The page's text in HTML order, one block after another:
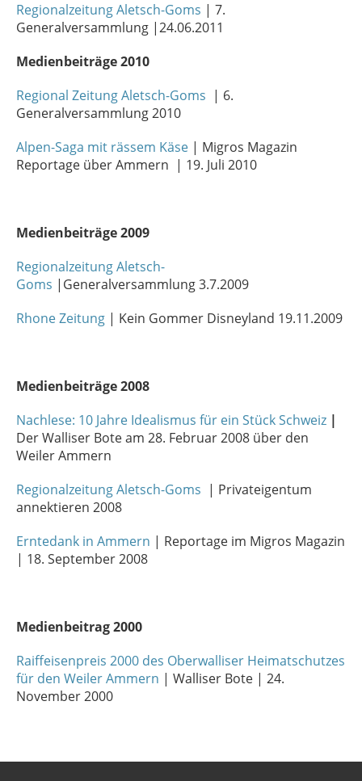
Regionalzeitung Aletsch-Goms | 7.
Generalversammlung |24.06.2011
Medienbeiträge 2010
Regional Zeitung Aletsch-Goms | 6.
Generalversammlung 2010
Alpen-Saga mit rässem Käse | Migros Magazin
Reportage über Ammern | 19. Juli 2010
Medienbeiträge 2009
Regionalzeitung Aletsch-
Goms |Generalversammlung 3.7.2009
Rhone Zeitung | Kein Gommer Disneyland 19.11.2009
Medienbeiträge 2008
Nachlese: 10 Jahre Idealismus für ein Stück Schweiz |
Der Walliser Bote am 28. Februar 2008 über den
Weiler Ammern
Regionalzeitung Aletsch-Goms | Privateigentum
annektieren 2008
Erntedank in Ammern | Reportage im Migros Magazin
| 18. September 2008
Medienbeitrag 2000
Raiffeisenpreis 2000 des Oberwalliser Heimatschutzes
für den Weiler Ammern | Walliser Bote | 24.
November 2000